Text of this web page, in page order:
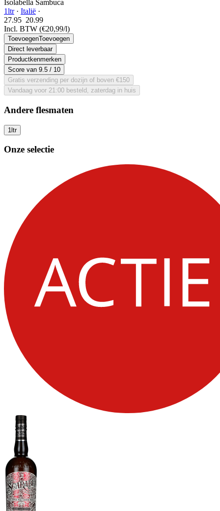
Isolabella Sambuca
1ltr· Italië ·
27.95 20.99
Incl. BTW (€20,99/l)
ToevoegenToevoegen
Direct leverbaar
Productkenmerken
Score van 9.5 / 10
Gratis verzending per dozijn of boven €150
Vandaag voor 21:00 besteld, zaterdag in huis
Andere flesmaten
1ltr
Onze selectie